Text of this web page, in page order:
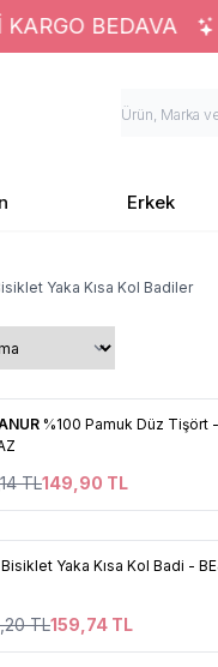
BEDAVA
Erkek
Yaka Kısa Kol Badiler
Ekle
%100 Pamuk Düz Tişört -
TL149,90 TL
Bisiklet Yaka Kısa Kol Badi -
TL159,74 TL